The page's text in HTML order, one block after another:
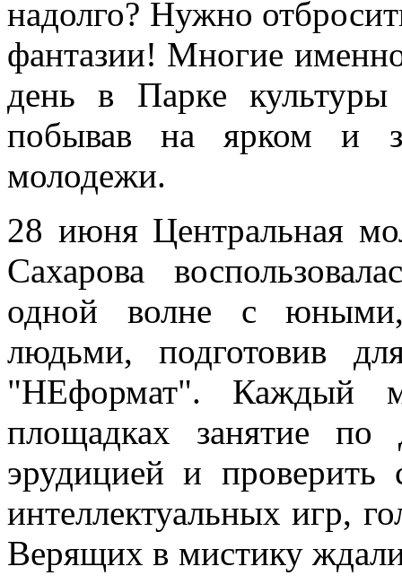
надолго? Нужно
фантазии! Многие
день в Парке
побывав на ярком и
молодежи.
28 июня Центральная
Сахарова
одной волне с юными,
людьми, подготовив
"НЕформат". Каждый
площадках занятие по
эрудицией и
интеллектуальных игр,
Верящих в мистику